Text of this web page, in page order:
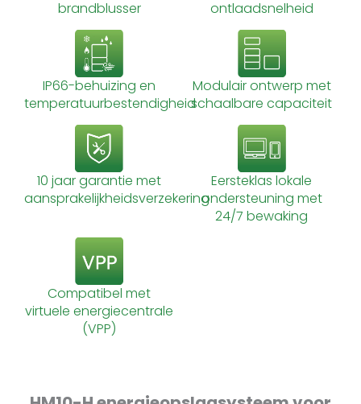
brandblusser
ontlaadsnelheid
IP66-behuizing en
temperatuurbestendigheid
Modulair ontwerp met
schaalbare capaciteit
10 jaar garantie met
aansprakelijkheidsverzekering
Eersteklas lokale
ondersteuning met
24/7 bewaking
Compatibel met
virtuele energiecentrale
(VPP)